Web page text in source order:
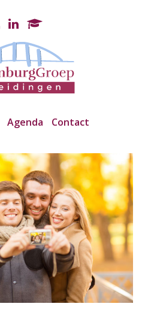
Agenda Contact